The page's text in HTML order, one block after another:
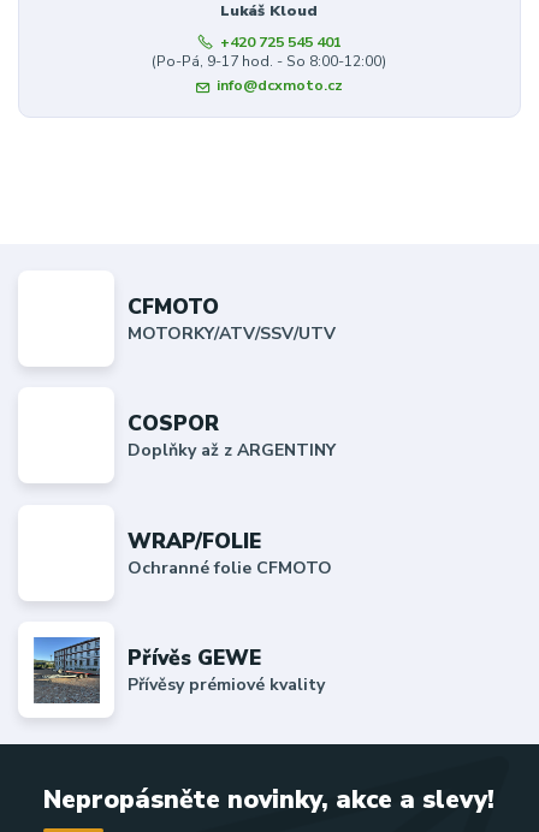
Lukáš Kloud
+420 725 545 401
(Po-Pá, 9-17 hod. - So 8:00-12:00)
info@dcxmoto.cz
CFMOTO
MOTORKY/ATV/SSV/UTV
COSPOR
Doplňky až z ARGENTINY
WRAP/FOLIE
Ochranné folie CFMOTO
Přívěs GEWE
Přívěsy prémiové kvality
Nepropásněte novinky, akce a slevy!